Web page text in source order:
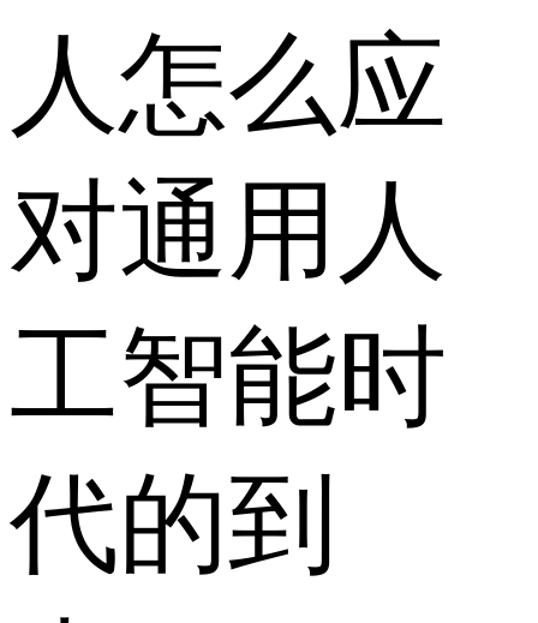
人怎么应
对通用人
工智能时
代的到